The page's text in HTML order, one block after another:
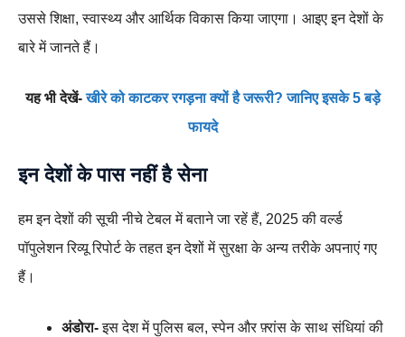
उससे शिक्षा, स्वास्थ्य और आर्थिक विकास किया जाएगा। आइए इन देशों के
बारे में जानते हैं।
यह भी देखें-खीरे को काटकर रगड़ना क्यों है जरूरी? जानिए इसके 5 बड़े
फायदे
इन देशों के पास नहीं है सेना
हम इन देशों की सूची नीचे टेबल में बताने जा रहें हैं, 2025 की वर्ल्ड
पॉपुलेशन रिव्यू रिपोर्ट के तहत इन देशों में सुरक्षा के अन्य तरीके अपनाएं गए
हैं।
अंडोरा-इस देश में पुलिस बल, स्पेन और फ़्रांस के साथ संधियां की